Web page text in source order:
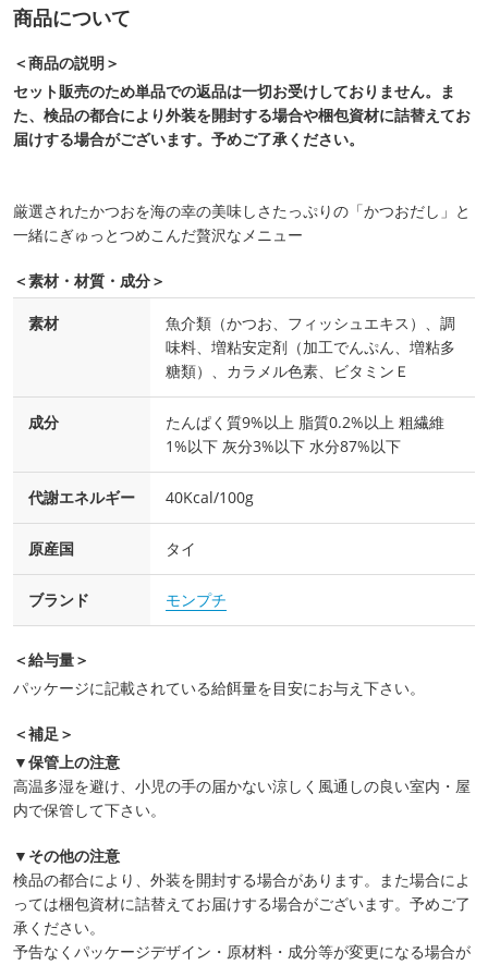
商品について
＜商品の説明＞
セット販売のため単品での返品は一切お受けしておりません。ま
た、検品の都合により外装を開封する場合や梱包資材に詰替えてお
届けする場合がございます。予めご了承ください。
厳選されたかつおを海の幸の美味しさたっぷりの「かつおだし」と
一緒にぎゅっとつめこんだ贅沢なメニュー
＜素材・材質・成分＞
素材
魚介類（かつお、フィッシュエキス）、調
味料、増粘安定剤（加工でんぷん、増粘多
糖類）、カラメル色素、ビタミンＥ
成分
たんぱく質9%以上 脂質0.2%以上 粗繊維
1%以下 灰分3%以下 水分87%以下
代謝エネルギー 40Kcal/100g
原産国 タイ
ブランド モンプチ
＜給与量＞
パッケージに記載されている給餌量を目安にお与え下さい。
＜補足＞
▼保管上の注意
高温多湿を避け、小児の手の届かない涼しく風通しの良い室内・屋
内で保管して下さい。
▼その他の注意
検品の都合により、外装を開封する場合があります。また場合によ
っては梱包資材に詰替えてお届けする場合がございます。予めご了
承ください。
予告なくパッケージデザイン・原材料・成分等が変更になる場合が